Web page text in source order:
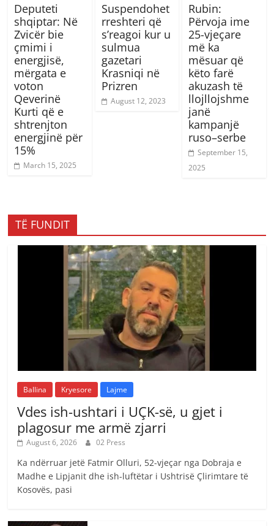
Deputeti
shqiptar: Në
Zvicër bie
çmimi i
energjisë,
mërgata e
voton
Qeverinë
Kurti që e
shtrenjton
energjinë për
15%
March 15, 2025
Suspendohet
rreshteri që
s’reagoi kur u
sulmua
gazetari
Krasniqi në
Prizren
August 12, 2023
Rubin:
Përvoja ime
25-vjeçare
më ka
mësuar që
këto farë
akuzash të
llojllojshme
janë
kampanjë
ruso–serbe
September 15,
2025
TË FUNDIT
Ballina Kryesore Lajme
Vdes ish-ushtari i UÇK-së, u gjet i
plagosur me armë zjarri
August 6, 2026 02 Press
Ka ndërruar jetë Fatmir Olluri, 52-vjeçar nga Dobraja e
Madhe e Lipjanit dhe ish-luftëtar i Ushtrisë Çlirimtare të
Kosovës, pasi